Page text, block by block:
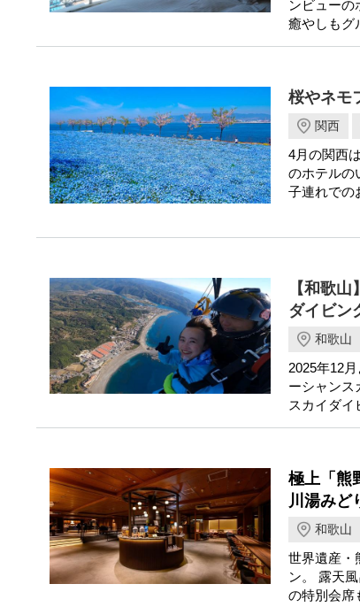
ンビューの
癒やしもグ
桜やネモ
関西
4月の関西
のホテルの
子連れでの
【和歌
ダイビン
和歌山
2025年12
ーシャンス
スカイダ
極上「熊
川湯みど
和歌山
世界遺産・
ン。 露天
の特別会席